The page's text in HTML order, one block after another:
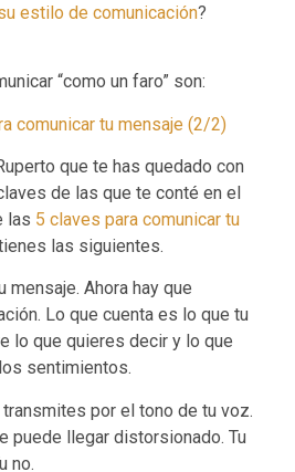
estilo de comunicación?
“como un faro” son:
comunicar tu mensaje (2/2)
que te has quedado con
de las que te conté en el
las 5 claves para comunicar tu
las siguientes.
mensaje. Ahora hay que
Lo que cuenta es lo que tu
lo que quieres decir y lo que
sentimientos.
por el tono de tu voz.
puede llegar distorsionado. Tu
no.